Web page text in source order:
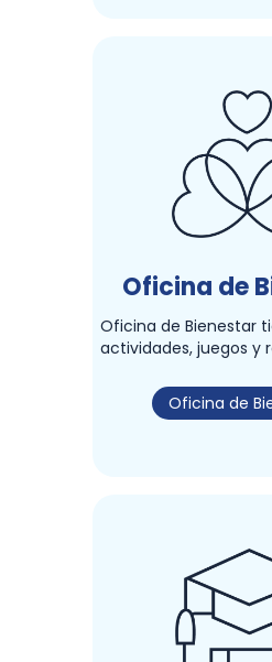
Oficina de
Oficina de Bienestar
actividades, juegos y
Oficina de